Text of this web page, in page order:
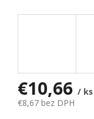
€10,66 / ks
€8,67 bez DPH